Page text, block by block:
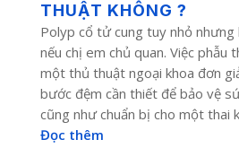
THUẬT KHÔNG ?
Polyp cổ tử cung tuy nhỏ nhưng
nếu chị em chủ quan. Việc phẫu
một thủ thuật ngoại khoa đơn
bước đệm cần thiết để bảo vệ
cũng như chuẩn bị cho một thai
Đọc thêm